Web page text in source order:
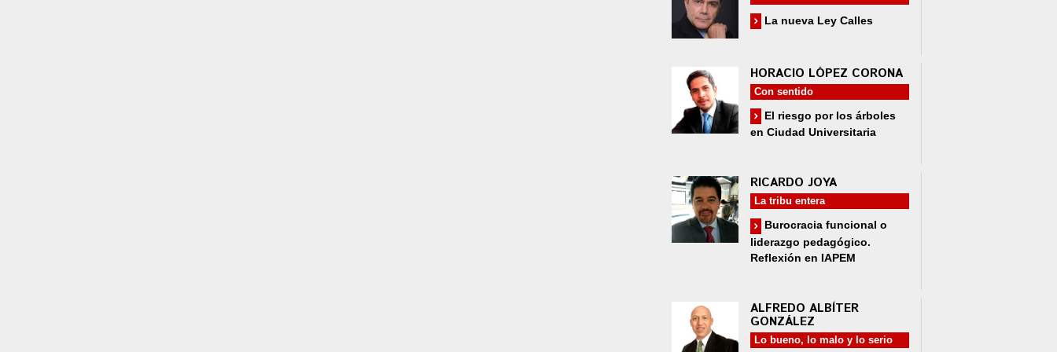
La nueva Ley Calles
HORACIO LÓPEZ CORONA
Con sentido
El riesgo por los árboles
en Ciudad Universitaria
RICARDO JOYA
La tribu entera
Burocracia funcional o
liderazgo pedagógico.
Reflexión en IAPEM
ALFREDO ALBÍTER
GONZÁLEZ
Lo bueno, lo malo y lo serio